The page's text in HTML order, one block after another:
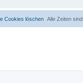
Alle Zeiten sind
Cookies löschen